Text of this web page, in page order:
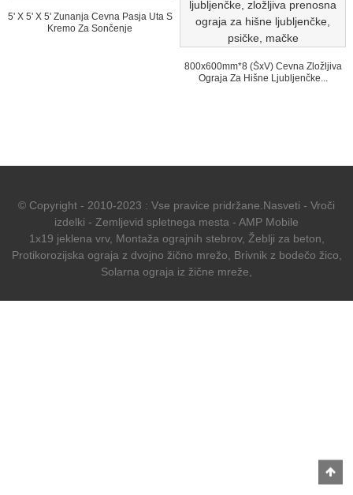
5' X 5' X 5' Zunanja Cevna Pasja Uta S
Kremo Za Sončenje
800x600mm*8 (ŠxV) Cevna Zložljiva
Ograja Za Hišne Ljubljenčke...
© Copyright - 2010-2023 : Vse pravice pridržane. Nasveti - Vroči
izdelki - Zemljevid spletnega mesta - AMP Mobile
1x19 jeklena vrv, Montaža ograjnih stebrov, Žeblji za beton
Protikorozijska ograja z dvojno žično mrežo
Brivnik z bodečo žico
Solarna ograja iz žične mreže